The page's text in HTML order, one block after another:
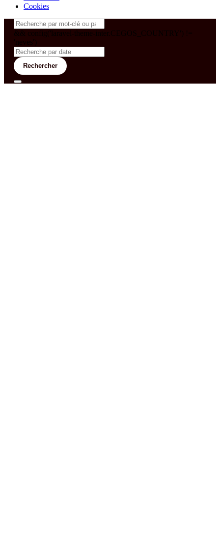
Cookies
&& config('laravel-theme-inter.CEGOS_COUNTRY') !=
'neves')
Rechercher